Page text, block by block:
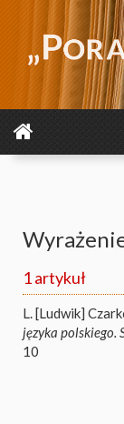
1 artykuł
L. [Ludwik]
języka polskiego.
10